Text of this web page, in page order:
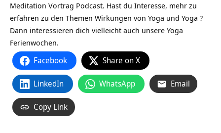
Meditation Vortrag Podcast. Hast du Interesse, mehr zu
erfahren zu den Themen Wirkungen von Yoga und Yoga ?
Dann interessieren dich vielleicht auch unsere Yoga
Ferienwochen.
Facebook Share on X
LinkedIn WhatsApp Email
Copy Link